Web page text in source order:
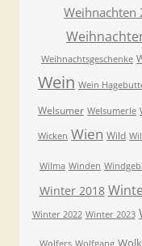
Weihnachten
Weihnachtsgeschenke
Wein Wein
Welsumer Welsumerle
Wicken Wien Wild
Wilma Winden
Winter 2018
Winter 2022 Winter 2023